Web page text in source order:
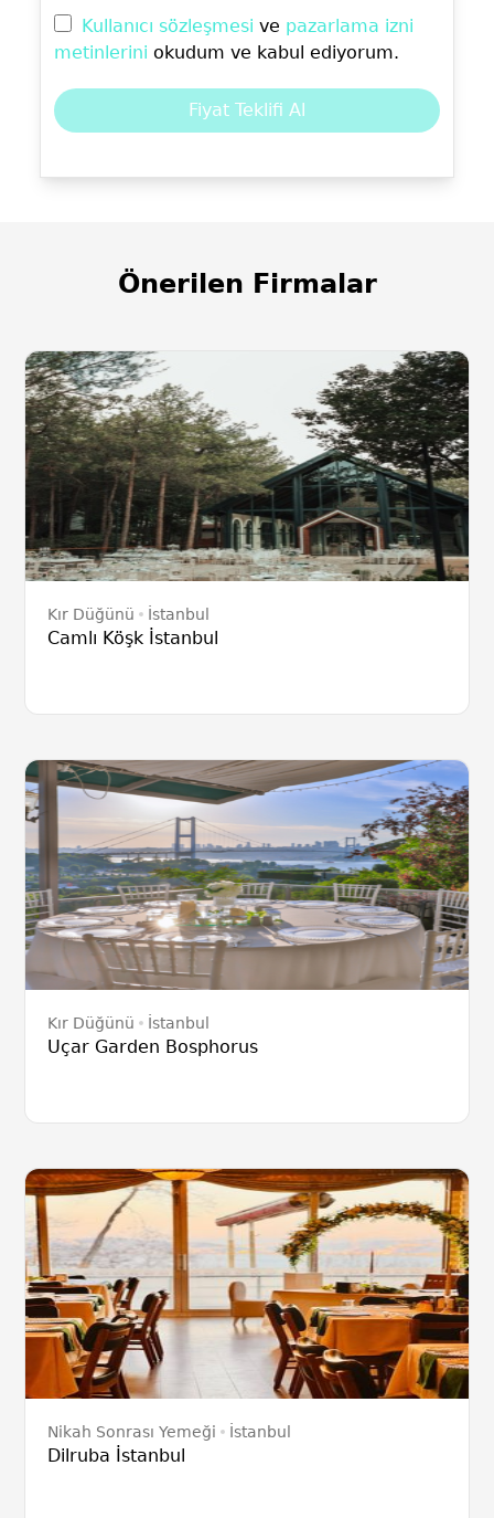
Kullanıcı sözleşmesi ve pazarlama izni
metinlerini okudum ve kabul ediyorum.
Fiyat Teklifi Al
Önerilen Firmalar
Kır Düğünü İstanbul
Camlı Köşk İstanbul
Kır Düğünü İstanbul
Uçar Garden Bosphorus
Nikah Sonrası Yemeği İstanbul
Dilruba İstanbul